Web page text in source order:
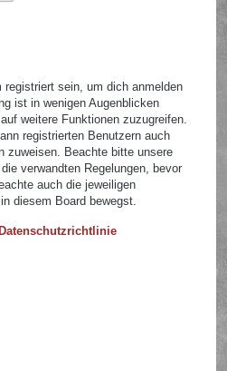
sein, um dich anmelden
ist in wenigen Augenblicken
weitere Funktionen zuzugreifen.
registrierten Benutzern auch
zuweisen. Beachte bitte unsere
verwandten Regelungen, bevor
auch die jeweiligen
diesem Board bewegst.